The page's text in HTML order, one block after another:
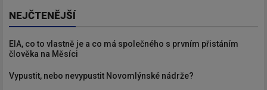
NEJČTENĚJŠÍ
EIA, co to vlastně je a co má společného s prvním přistáním
člověka na Měsíci
Vypustit, nebo nevypustit Novomlýnské nádrže?